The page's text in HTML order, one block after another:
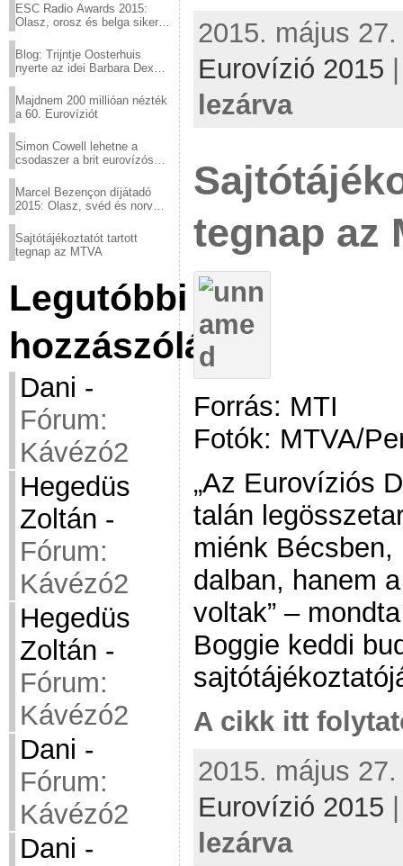
ESC Radio Awards 2015:
Olasz, orosz és belga siker,
Blog: Trijntje Oosterhuis
nyerte az idei Barbara Dex
Majdnem 200 millióan nézték
a 60. Eurovíziót
Simon Cowell lehetne a
csodaszer a brit eurovízós
Marcel Bezençon díjátadó
2015: Olasz, svéd és norvég
Sajtótájékoztatót tartott
tegnap az MTVA
Legutóbbi
hozzászólások
Dani -
Fórum:
Kávézó2
Hegedüs
Zoltán -
Fórum:
Kávézó2
Hegedüs
Zoltán -
Fórum:
Kávézó2
Dani -
Fórum:
Kávézó2
Dani -
2015. május
Eurovízió 2015
lezárva
tegnap az
Forrás: MTI
Fotók: MTVA/
„Az Eurovíziós
talán
miénk
dalban, hanem
voltak” –
Boggie keddi
A cikk itt
2015. május
Eurovízió 2015
lezárva